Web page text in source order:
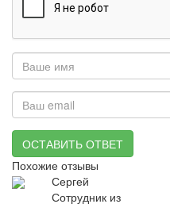
ОСТАВИТЬ ОТВЕТ
Похожие отзывы
Сергей
Сотрудник из